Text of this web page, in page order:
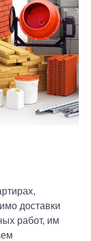
доставки
работ, им